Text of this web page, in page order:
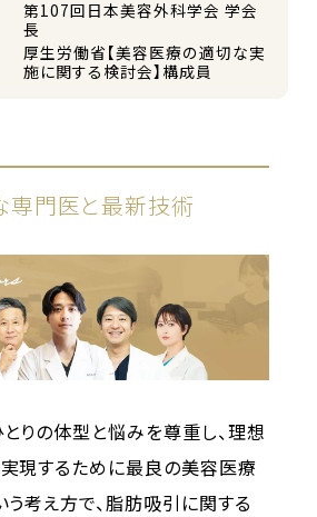
第107回日本美容外科学会 学会
長
厚生労働省【美容医療の適切な実
施に関する検討会】構成員
専門医と最新技術
りの体型と悩みを尊重し、理想
実現するために最良の美容医療
う考え方で、脂肪吸引に関する